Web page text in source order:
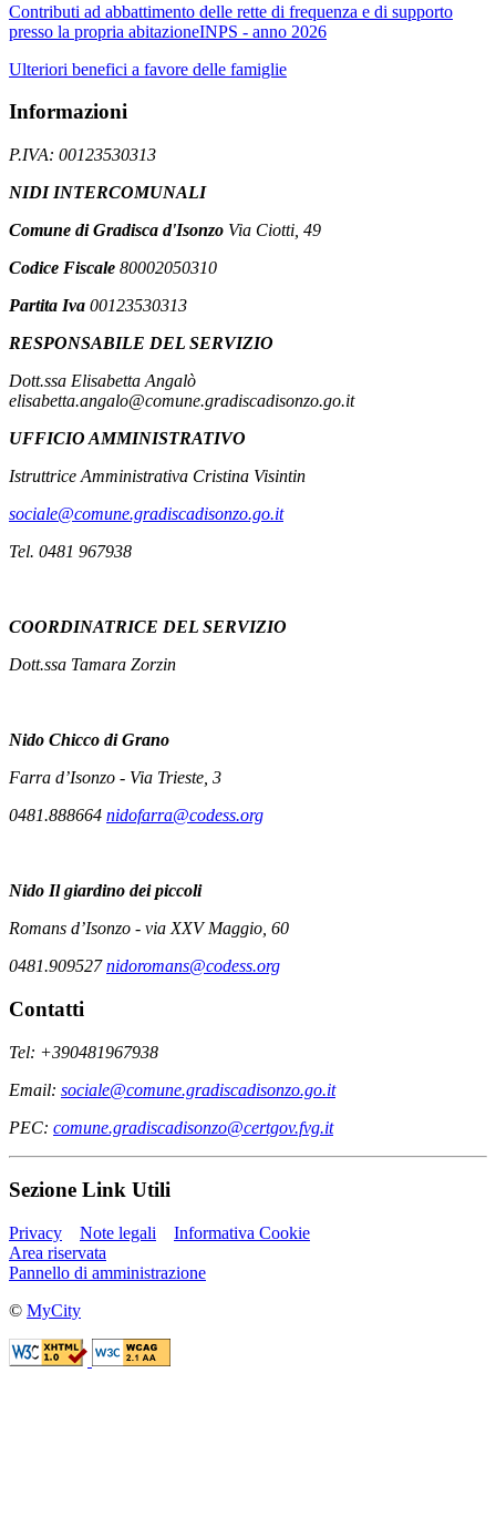
Contributi ad abbattimento delle rette di frequenza e di supporto
presso la propria abitazioneINPS - anno 2026
Ulteriori benefici a favore delle famiglie
Informazioni
P.IVA: 00123530313
NIDI INTERCOMUNALI
Comune di Gradisca d'Isonzo Via Ciotti, 49
Codice Fiscale 80002050310
Partita Iva 00123530313
RESPONSABILE DEL SERVIZIO
Dott.ssa Elisabetta Angalò
elisabetta.angalo@comune.gradiscadisonzo.go.it
UFFICIO AMMINISTRATIVO
Istruttrice Amministrativa Cristina Visintin
sociale@comune.gradiscadisonzo.go.it
Tel. 0481 967938
COORDINATRICE DEL SERVIZIO
Dott.ssa Tamara Zorzin
Nido Chicco di Grano
Farra d’Isonzo - Via Trieste, 3
0481.888664 nidofarra@codess.org
Nido Il giardino dei piccoli
Romans d’Isonzo - via XXV Maggio, 60
0481.909527nidoromans@codess.org
Contatti
Tel: +390481967938
Email: sociale@comune.gradiscadisonzo.go.it
PEC: comune.gradiscadisonzo@certgov.fvg.it
Sezione Link Utili
Privacy Note legali
Informativa Cookie
Area riservata
Pannello di amministrazione
© MyCity